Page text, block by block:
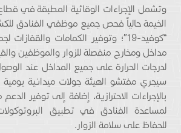
وتشمل الإجراءات الوقائية المطبقة في
الخيمة حالياً فحص جميع موظفي الفنادق
“كوفيد-19″؛ وتوفير الكمامات
مداخل ومخارج منفصلة للزوار والموظفين
لدرجات الحرارة على جميع المداخل عند
سيجري مفتشو الهيئة جولات ميدانية يومية
بالإجراءات الاحترازية، إضافة إلى توفير
لمساعدة الفنادق في تطبيق
للحفاظ على سلامة الزوار.